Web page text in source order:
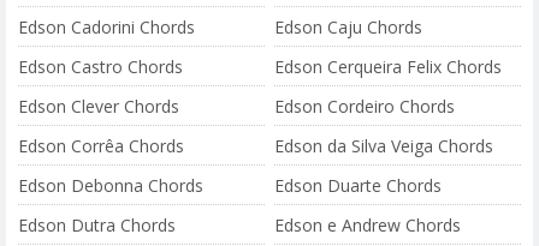
Edson Cadorini Chords
Edson Caju Chords
Edson Castro Chords
Edson Cerqueira Felix Chords
Edson Clever Chords
Edson Cordeiro Chords
Edson Corrêa Chords
Edson da Silva Veiga Chords
Edson Debonna Chords
Edson Duarte Chords
Edson Dutra Chords
Edson e Andrew Chords